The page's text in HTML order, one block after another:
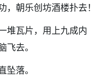
，朝乐创坊酒楼扑去！
堆瓦片，用上九成内
飞去。
坠落。